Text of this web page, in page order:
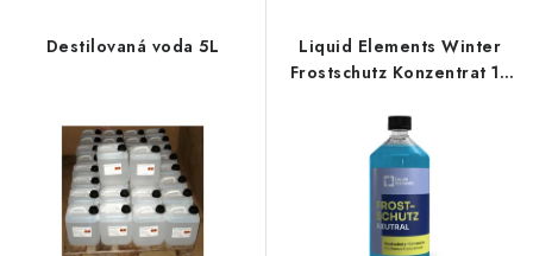
Destilovaná voda 5L
Liquid Elements Winter
Frostschutz Konzentrat 1L
koncentrát